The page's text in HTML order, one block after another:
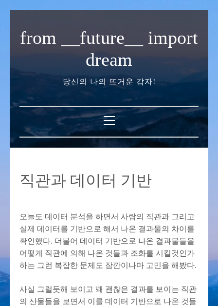
기
from __future__ import
dream
당신의 나의 뜨거운 감자!
기
본
메
뉴
직관과 데이터 기반
오늘도 데이터 분석을 하면서 사람의 직관과 그리고
실제 데이터를 기반으로 해서 나온 결과물의 차이를
확인했다. 더불어 데이터 기반으로 나온 결과물들을
어떻게 직관에 의해 나온 것들과 조화를 시킬것인가
하는 그런 복잡한 문제도 잠깐이나마 고민을 해봤다.
사실 그럴듯해 보이고 꽤 괜찮은 결과를 보이는 직관
의 산물들을 보면서 이를 데이터 기반으로 나온 것들